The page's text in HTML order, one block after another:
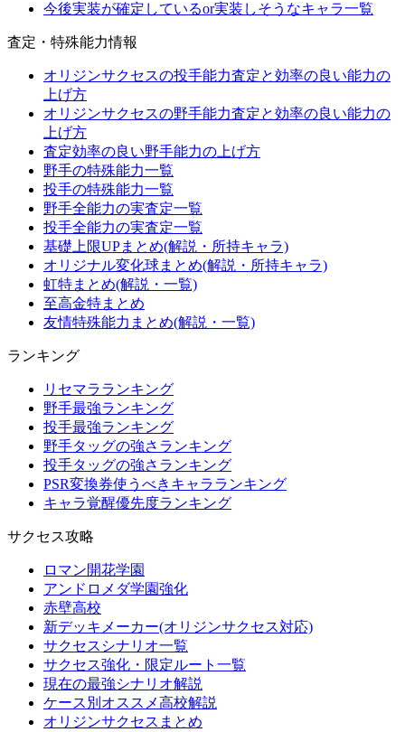
今後実装が確定しているor実装しそうなキャラ一覧
査定・特殊能力情報
オリジンサクセスの投手能力査定と効率の良い能力の
上げ方
オリジンサクセスの野手能力査定と効率の良い能力の
上げ方
査定効率の良い野手能力の上げ方
野手の特殊能力一覧
投手の特殊能力一覧
野手全能力の実査定一覧
投手全能力の実査定一覧
基礎上限UPまとめ(解説・所持キャラ)
オリジナル変化球まとめ(解説・所持キャラ)
虹特まとめ(解説・一覧)
至高金特まとめ
友情特殊能力まとめ(解説・一覧)
ランキング
リセマラランキング
野手最強ランキング
投手最強ランキング
野手タッグの強さランキング
投手タッグの強さランキング
PSR変換券使うべきキャラランキング
キャラ覚醒優先度ランキング
サクセス攻略
ロマン開花学園
アンドロメダ学園強化
赤壁高校
新デッキメーカー(オリジンサクセス対応)
サクセスシナリオ一覧
サクセス強化・限定ルート一覧
現在の最強シナリオ解説
ケース別オススメ高校解説
オリジンサクセスまとめ